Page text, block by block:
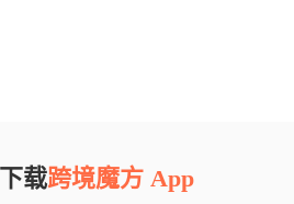
载跨境魔方 App